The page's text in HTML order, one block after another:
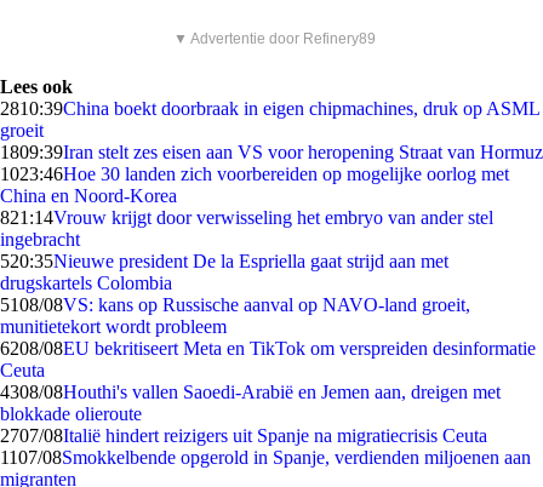
▼ Advertentie door Refinery89
Lees ook
2810:39China boekt doorbraak in eigen chipmachines, druk op ASML
groeit
1809:39Iran stelt zes eisen aan VS voor heropening Straat van Hormuz
1023:46Hoe 30 landen zich voorbereiden op mogelijke oorlog met
China en Noord-Korea
821:14Vrouw krijgt door verwisseling het embryo van ander stel
ingebracht
520:35Nieuwe president De la Espriella gaat strijd aan met
drugskartels Colombia
5108/08VS: kans op Russische aanval op NAVO-land groeit,
munitietekort wordt probleem
6208/08EU bekritiseert Meta en TikTok om verspreiden desinformatie
Ceuta
4308/08Houthi's vallen Saoedi-Arabië en Jemen aan, dreigen met
blokkade olieroute
2707/08Italië hindert reizigers uit Spanje na migratiecrisis Ceuta
1107/08Smokkelbende opgerold in Spanje, verdienden miljoenen aan
migranten